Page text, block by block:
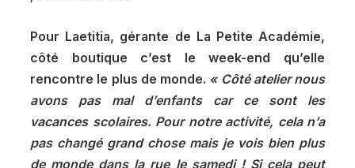
Pour Laetitia, gérante de La Petite Académie,
côté boutique c’est le week-end qu’elle
rencontre le plus de monde. « Côté atelier nous
avons pas mal d’enfants car ce sont les
vacances scolaires. Pour notre activité, cela n’a
pas changé grand chose mais je vois bien plus
de monde dans la rue le samedi ! Si cela peut